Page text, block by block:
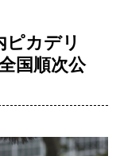
ピカデリ
国順次公